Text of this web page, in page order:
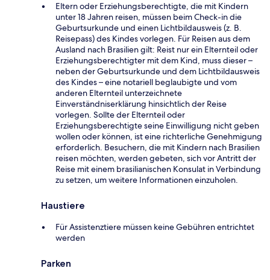
Eltern oder Erziehungsberechtigte, die mit Kindern
unter 18 Jahren reisen, müssen beim Check-in die
Geburtsurkunde und einen Lichtbildausweis (z. B.
Reisepass) des Kindes vorlegen. Für Reisen aus dem
Ausland nach Brasilien gilt: Reist nur ein Elternteil oder
Erziehungsberechtigter mit dem Kind, muss dieser –
neben der Geburtsurkunde und dem Lichtbildausweis
des Kindes – eine notariell beglaubigte und vom
anderen Elternteil unterzeichnete
Einverständniserklärung hinsichtlich der Reise
vorlegen. Sollte der Elternteil oder
Erziehungsberechtigte seine Einwilligung nicht geben
wollen oder können, ist eine richterliche Genehmigung
erforderlich. Besuchern, die mit Kindern nach Brasilien
reisen möchten, werden gebeten, sich vor Antritt der
Reise mit einem brasilianischen Konsulat in Verbindung
zu setzen, um weitere Informationen einzuholen.
Haustiere
Für Assistenztiere müssen keine Gebühren entrichtet
werden
Parken